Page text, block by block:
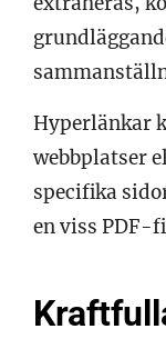
Hyperlänkar
webbplatser
specifika
en viss PDF-